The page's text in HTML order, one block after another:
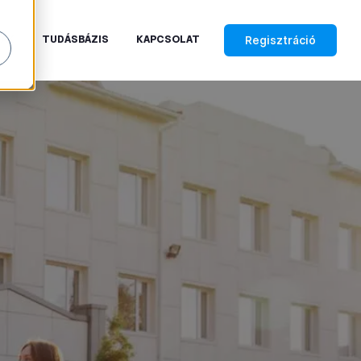
TUDÁSBÁZIS KAPCSOLAT Regisztráció